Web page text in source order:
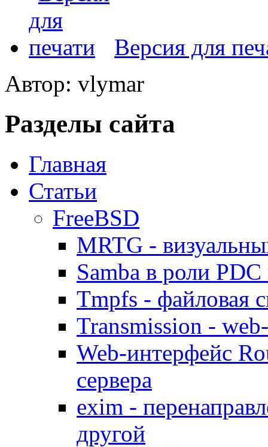
Версия для
Автор: vlymar
Разделы сайта
Главная
Статьи
FreeBSD
MRTG -
Samba в роли
Tmpfs - файловая
Transmission -
Web-интерфейс
сервера
exim -
другой